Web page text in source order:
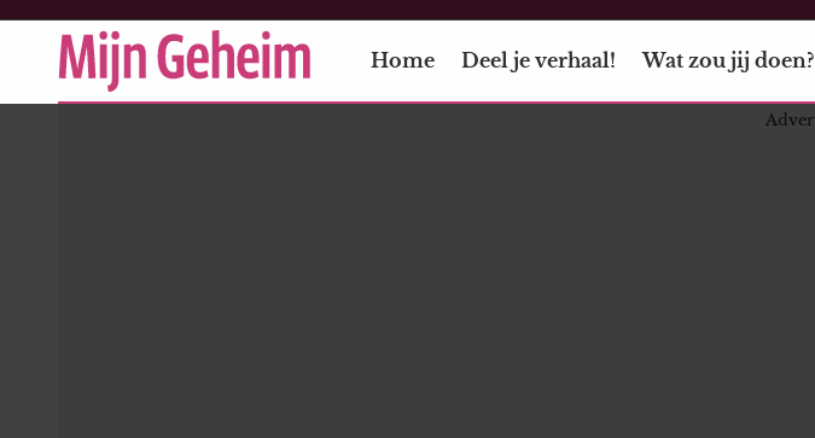
Home Deel je verhaal! Wat zou jij doen?